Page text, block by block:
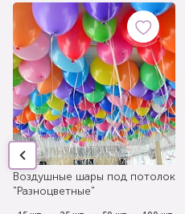
Воздушные шары под потолок
"Разноцветные"